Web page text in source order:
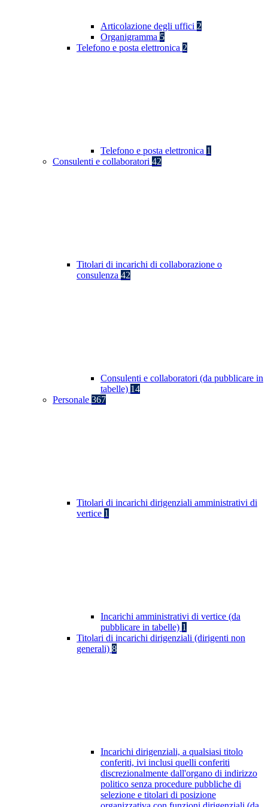
Articolazione degli uffici 2
Organigramma 5
Telefono e posta elettronica 2
Telefono e posta elettronica 1
Consulenti e collaboratori 42
Titolari di incarichi di collaborazione o
consulenza 42
Consulenti e collaboratori (da pubblicare in
tabelle) 14
Personale 367
Titolari di incarichi dirigenziali amministrativi di
vertice 1
Incarichi amministrativi di vertice (da
pubblicare in tabelle) 1
Titolari di incarichi dirigenziali (dirigenti non
generali) 8
Incarichi dirigenziali, a qualsiasi titolo
conferiti, ivi inclusi quelli conferiti
discrezionalmente dall'organo di indirizzo
politico senza procedure pubbliche di
selezione e titolari di posizione